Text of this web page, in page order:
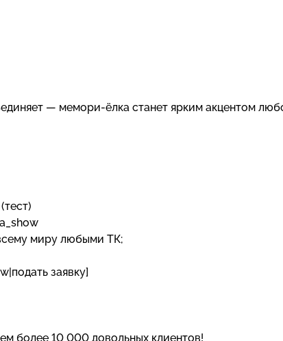
— мемори-ёлка станет ярким акцентом
миру любыми ТК;
заявку]
более 10 000 довольных клиентов!